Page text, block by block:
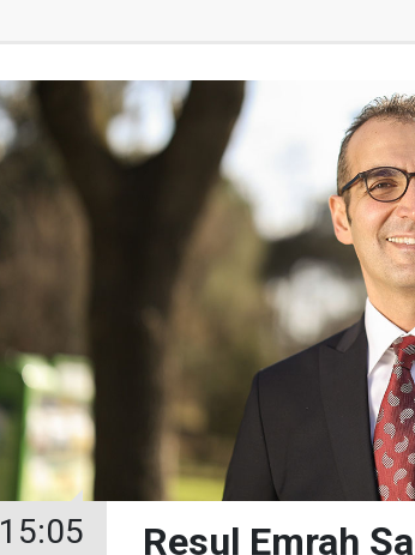
15:05
Resul Emrah